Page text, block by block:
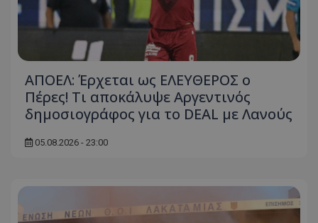
ΑΠΟΕΛ: Έρχεται ως ΕΛΕΥΘΕΡΟΣ ο
Πέρες! Τι αποκάλυψε Αργεντινός
δημοσιογράφος για το DEAL με Λανούς
05.08.2026 - 23:00